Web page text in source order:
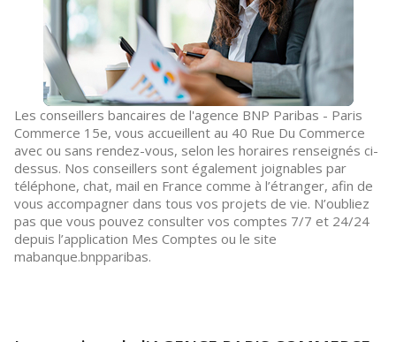
Les conseillers bancaires de l'agence BNP Paribas - Paris
Commerce 15e, vous accueillent au 40 Rue Du Commerce
avec ou sans rendez-vous, selon les horaires renseignés ci-
dessus. Nos conseillers sont également joignables par
téléphone, chat, mail en France comme à l’étranger, afin de
vous accompagner dans tous vos projets de vie. N’oubliez
pas que vous pouvez consulter vos comptes 7/7 et 24/24
depuis l’application Mes Comptes ou le site
mabanque.bnpparibas.